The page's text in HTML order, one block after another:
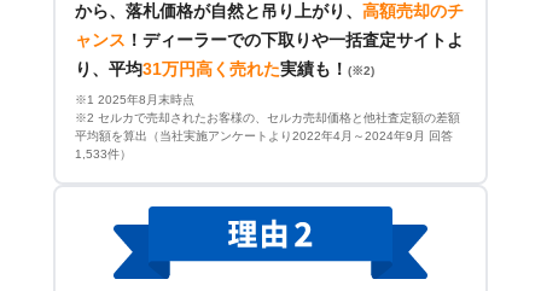
から、落札価格が自然と吊り上がり、 高額売却のチ
ャンス ！ ディーラーでの下取りや一括査定サイトよ
り、平均31万円高く売れた実績も！ (※2)
※1 2025年8月末時点
※2 セルカで売却されたお客様の、セルカ売却価格と他社査定額の差額
平均額を算出（当社実施アンケートより2022年4月～2024年9月 回答
1,533件）